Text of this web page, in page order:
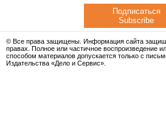
Подписаться
Subscribe
© Все права защищены. Информация сайта
правах. Полное или частичное воспроизведение
способом материалов допускается только с
Издательства «Дело и Сервис».